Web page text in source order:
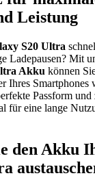
Leistung
S20 Ultra
Ladepausen? Mit
Akku können
Ihres Smartphones
Passform und
für eine lange
den Akku